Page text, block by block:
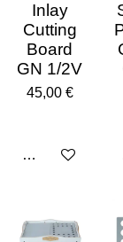
Inlay
Cutting
Board
GN 1/2V
45,00 €
Añadir al carrito